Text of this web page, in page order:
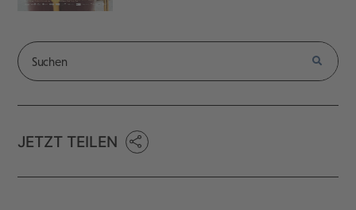
JETZT TEILEN